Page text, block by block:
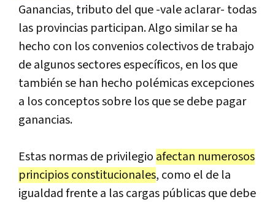
Ganancias, tributo del que-valeaclarar- todas
las provincias participan.Algosimilarse ha
hecho con losconvenioscolectivosdetrabajo
dealgunossectoresespecíficos, en losque
tambiénse han hecho polémicasexcepciones
a losconceptossobre losquesedebe pagar
ganancias.
Estas normasde privilegio afectan numerosos
principiosconstitucionales, como el de la
igualdadfrentea lascargas públicasquedebe